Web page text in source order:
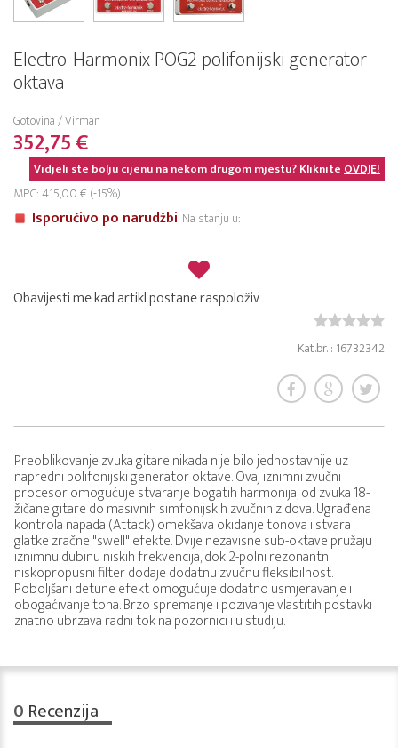
Electro-Harmonix POG2 polifonijski generator
oktava
Gotovina / Virman
352,75 €
Vidjeli ste bolju cijenu na nekom drugom mjestu? KlikniteOVDJE!
MPC: 415,00 € (-15%)
Isporučivo po narudžbi Na stanju u:
Obavijesti me kad artikl postane raspoloživ
Kat.br. : 16732342
Preoblikovanje zvuka gitare nikada nije bilo jednostavnije uz
napredni polifonijski generator oktave. Ovaj iznimni zvučni
procesor omogućuje stvaranje bogatih harmonija, od zvuka 18-
žičane gitare do masivnih simfonijskih zvučnih zidova. Ugrađena
kontrola napada (Attack) omekšava okidanje tonova i stvara
glatke zračne "swell" efekte. Dvije nezavisne sub-oktave pružaju
iznimnu dubinu niskih frekvencija, dok 2-polni rezonantni
niskopropusni filter dodaje dodatnu zvučnu fleksibilnost.
Poboljšani detune efekt omogućuje dodatno usmjeravanje i
obogaćivanje tona. Brzo spremanje i pozivanje vlastitih postavki
znatno ubrzava radni tok na pozornici i u studiju.
0 Recenzija